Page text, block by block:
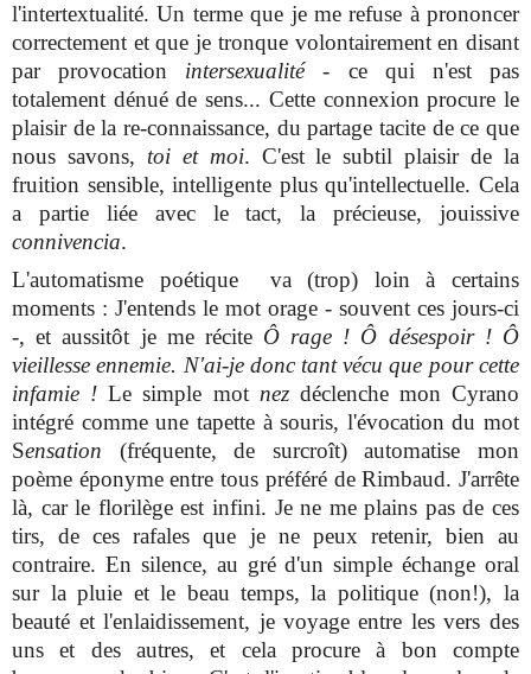
l'intertextualité. Un terme que je me refuse à prononcer
correctement et que je tronque volontairement en disant
par provocation intersexualité- ce qui n'est pas
totalement dénué de sens... Cette connexion procure le
plaisir de la re-connaissance, du partage tacite de ce que
nous savons, toi et moi. C'est le subtil plaisir de la
fruition sensible, intelligente plus qu'intellectuelle. Cela
a partie liée avec le tact, la précieuse, jouissive
connivencia.
L'automatisme poétique va (trop) loin à certains
moments : J'entends le mot orage - souvent ces jours-ci
-, et aussitôt je me récite Ô rage ! Ô désespoir ! Ô
vieillesse ennemie. N'ai-je donc tant vécu que pour cette
infamie ! Le simple mot nezdéclenche mon Cyrano
intégré comme une tapette à souris, l'évocation du mot
Sensation (fréquente, de surcroît) automatise mon
poème éponyme entre tous préféré de Rimbaud. J'arrête
là, car le florilège est infini. Je ne me plains pas de ces
tirs, de ces rafales que je ne peux retenir, bien au
contraire. En silence, au gré d'un simple échange oral
sur la pluie et le beau temps, la politique (non!), la
beauté et l'enlaidissement, je voyage entre les vers des
uns et des autres, et cela procure à bon compte